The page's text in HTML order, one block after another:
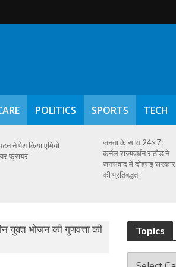
POLITICS SPORTS TECH
ने पेश किया एमियो
फ्रायर
जनता के साथ 24×7:
कर्नल राज्यवर्धन राठौड़ ने
जनसंवाद में दोहराई सरकार
की प्रतिबद्धता
Topics